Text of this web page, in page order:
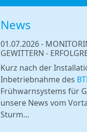
News
01.07.2026-
GEWITTERN -
Kurz nach der
Inbetriebnahme des
Frühwarnsystems für
unsere News vom
Sturm…